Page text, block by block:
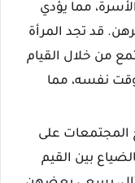
مما يؤدي
قد تجد المرأة
من خلال القيام
نفسه، مما
المجتمعات على
بين القيم